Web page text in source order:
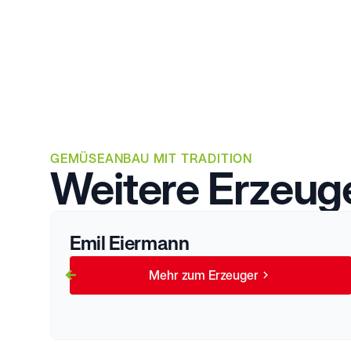
GEMÜSEANBAU MIT TRADITION
Weitere
Emil Eiermann
Mehr zum Erzeuger